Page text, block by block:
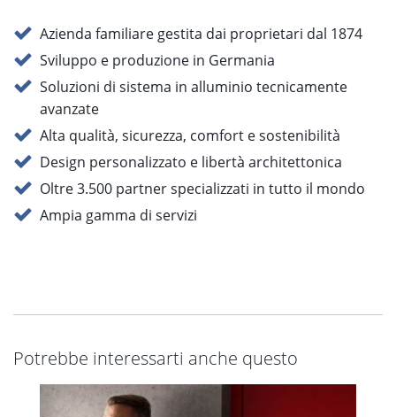
Azienda familiare gestita dai proprietari dal 1874
Sviluppo e produzione in Germania
Soluzioni di sistema in alluminio tecnicamente
avanzate
Alta qualità, sicurezza, comfort e sostenibilità
Design personalizzato e libertà architettonica
Oltre 3.500 partner specializzati in tutto il mondo
Ampia gamma di servizi
Potrebbe interessarti anche questo